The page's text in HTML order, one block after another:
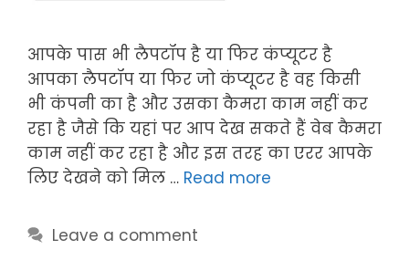
आपके पास भी लैपटॉप है या फिर कंप्यूटर है
आपका लैपटॉप या फिर जो कंप्यूटर है वह किसी
भी कंपनी का है और उसका कैमरा काम नहीं कर
रहा है जैसे कि यहां पर आप देख सकते हैं वेब कैमरा
काम नहीं कर रहा है और इस तरह का एरर आपके
लिए देखने को मिल … Read more
Leave a comment